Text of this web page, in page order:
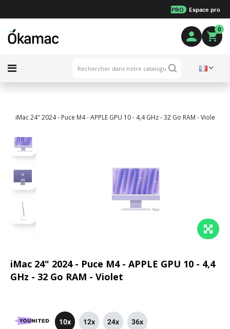
PRO Espace pro
0
iMac 24" 2024 - Puce M4 - APPLE GPU 10 - 4,4 GHz - 32 Go RAM - Violet
iMac 24" 2024 - Puce M4 - APPLE GPU 10 - 4,4
GHz - 32 Go RAM - Violet
10x 12x 24x 36x